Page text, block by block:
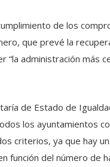
de los
que prevé la
administración más
de Estado de
los ayuntamientos
criterios, ya que hay
función del número de